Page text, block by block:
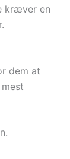
kræver en
dem at